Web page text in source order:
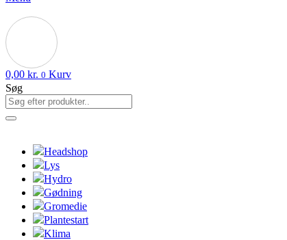
0,00 kr. 0 Kurv
Søg
Headshop
Lys
Hydro
Gødning
Gromedie
Plantestart
Klima